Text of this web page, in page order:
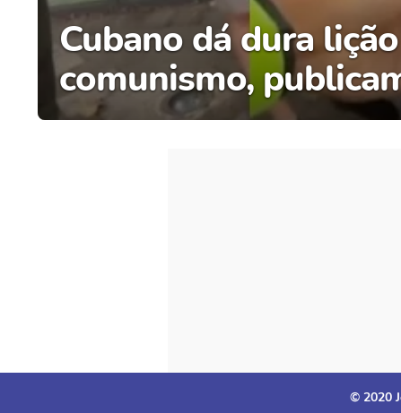
Cubano dá dura
comunismo,
© 2020